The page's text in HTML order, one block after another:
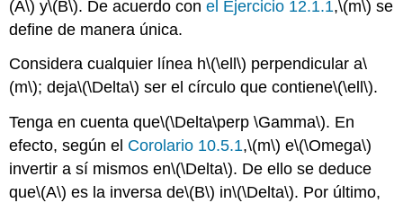
(A\) y\(B\). De acuerdo conel Ejercicio 12.1.1,\(m\) se
define de manera única.
Considera cualquier línea h\(\ell\) perpendicular a\
(m\); deja\(\Delta\) ser el círculo que contiene\(\ell\).
Tenga en cuenta que\(\Delta\perp \Gamma\). En
efecto, según el Corolario 10.5.1,\(m\) e\(\Omega\)
invertir a sí mismos en\(\Delta\). De ello se deduce
que\(A\) es la inversa de\(B\) in\(\Delta\). Por último,